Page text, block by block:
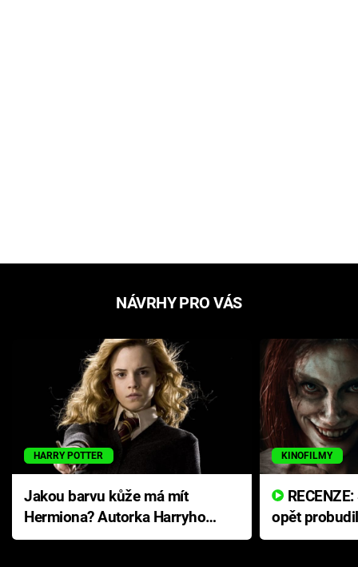
NÁVRHY PRO VÁS
HARRY POTTER
Jakou barvu kůže má mít
Hermiona? Autorka Harryho
Pottera přišla s ráznou
KINOFILMY
opět
přichází s